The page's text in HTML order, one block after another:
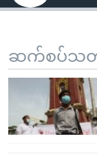
ဆက်စပ်သတင်